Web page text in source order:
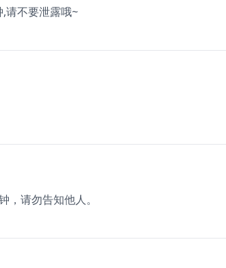
,请不要泄露哦~
，请勿告知他人。